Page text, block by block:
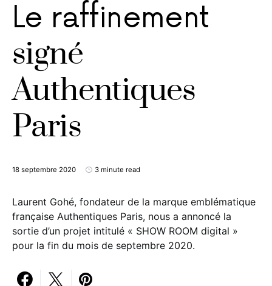
Le raffinement
signé
Authentiques
Paris
18 septembre 2020 3 minute read
Laurent Gohé, fondateur de la marque emblématique
française Authentiques Paris, nous a annoncé la
sortie d’un projet intitulé « SHOW ROOM digital »
pour la fin du mois de septembre 2020.